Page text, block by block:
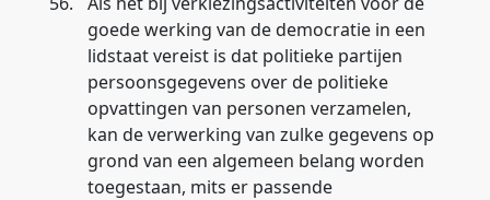
goede werking van de democratie in een
lidstaat vereist is dat politieke partijen
persoonsgegevens over de politieke
opvattingen van personen verzamelen,
kan de verwerking van zulke gegevens op
grond van een algemeen belang worden
toegestaan, mits er passende